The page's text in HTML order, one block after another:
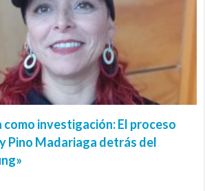
investigación: El proceso
Pino Madariaga detrás del